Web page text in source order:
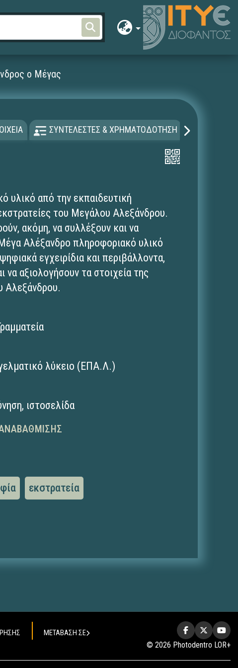
ο Μέγας
ΣΥΝΤΕΛΕΣΤΕΣ & ΧΡΗΜΑΤΟΔΟΤΗΣΗ
υλικό από την εκπαιδευτική
του Μεγάλου Αλεξάνδρου.
ακόμη, να συλλέξουν και να
Αλέξανδρο πληροφοριακό υλικό
εγχειρίδια και περιβάλλοντα,
να αξιολογήσουν τα στοιχεία της
Αλεξάνδρου.
λύκειο (ΕΠΑ.Λ.)
, ιστοσελίδα
εκστρατεία
ΜΕΤΑΒΑΣΗ ΣΕ
© 2026 Photodentro LOR+